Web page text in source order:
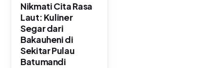
Nikmati Cita Rasa
Laut: Kuliner
Segar dari
Bakauheni di
Sekitar Pulau
Batumandi